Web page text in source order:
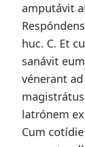
amputávit
huc. C. Et
sanávit
vénerant
latrónem
Cum